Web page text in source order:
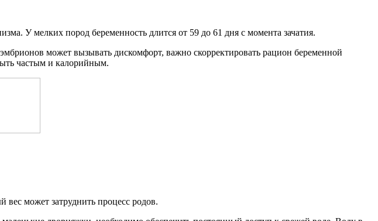
У мелких пород беременность длится от 59 до 61 дня с момента зачатия.
может вызывать дискомфорт, важно скорректировать рацион беременной
частым и калорийным.
вес может затруднить процесс родов.